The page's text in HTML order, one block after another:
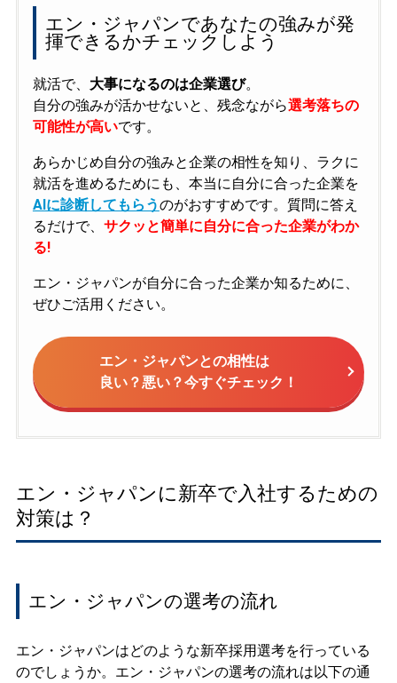
エン・ジャパンであなたの強みが発
揮できるかチェックしよう
就活で、 大事になるのは企業選び。
自分の強みが活かせないと、残念ながら選考落ちの
可能性が高いです。
あらかじめ自分の強みと企業の相性を知り、ラクに
就活を進めるためにも、本当に自分に合った企業を
AIに診断してもらうのがおすすめです。質問に答え
るだけで、 サクッと簡単に自分に合った企業がわか
る!
エン・ジャパンが自分に合った企業か知るために、
ぜひご活用ください。
エン・ジャパンとの相性は
良い？悪い？今すぐチェック！
エン・ジャパンに新卒で入社するための
対策は？
エン・ジャパンの選考の流れ
エン・ジャパンはどのような新卒採用選考を行っている
のでしょうか。エン・ジャパンの選考の流れは以下の通